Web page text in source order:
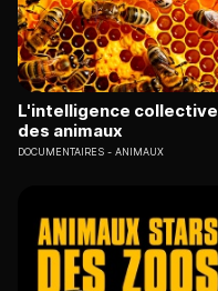
L'intelligence collective
des animaux
DOCUMENTAIRES ANIMAUX